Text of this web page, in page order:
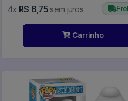
4x R$ 6,75 sem juros
Carrinho